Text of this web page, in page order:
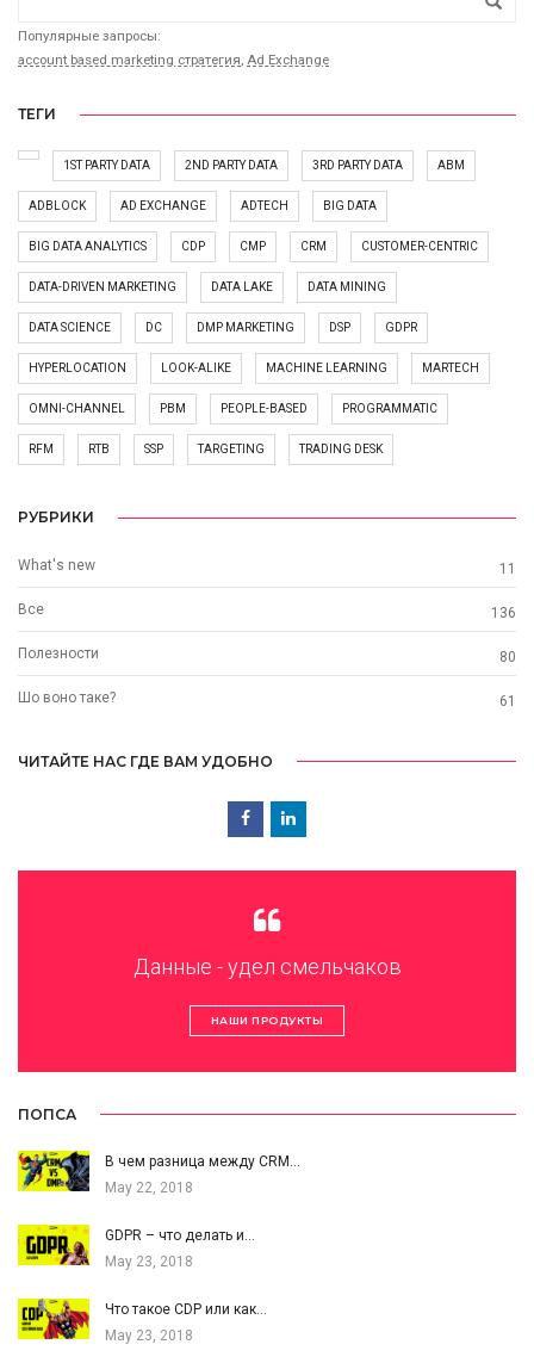
Популярные запросы:
account based marketing стратегия, Ad Exchange
ТЕГИ
1ST PARTY DATA 2ND PARTY DATA 3RD PARTY DATA ABM
ADBLOCK AD EXCHANGE ADTECH BIG DATA
BIG DATA ANALYTICS CDP CMP CRM CUSTOMER-CENTRIC
DATA-DRIVEN MARKETING DATA LAKE DATA MINING
DATA SCIENCE DC DMP MARKETING DSP GDPR
HYPERLOCATION LOOK-ALIKE MACHINE LEARNING MARTECH
OMNI-CHANNEL PBM PEOPLE-BASED PROGRAMMATIC
RFM RTB SSP TARGETING TRADING DESK
РУБРИКИ
What's new 11
Все 136
Полезности 80
Шо воно таке? 61
ЧИТАЙТЕ НАС ГДЕ ВАМ УДОБНО
Данные - удел смельчаков
НАШИ ПРОДУКТЫ
ПОПСА
В чем разница между CRM…
May 22, 2018
GDPR – что делать и…
May 23, 2018
Что такое CDP или как…
May 23, 2018